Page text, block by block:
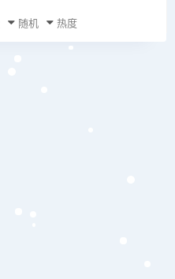
随机 热度